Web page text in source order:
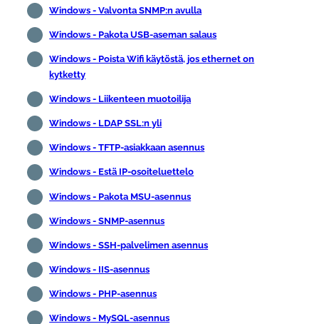
Windows - Valvonta SNMP:n avulla
Windows - Pakota USB-aseman salaus
Windows - Poista Wifi käytöstä, jos ethernet on
kytketty
Windows - Liikenteen muotoilija
Windows - LDAP SSL:n yli
Windows - TFTP-asiakkaan asennus
Windows - Estä IP-osoiteluettelo
Windows - Pakota MSU-asennus
Windows - SNMP-asennus
Windows - SSH-palvelimen asennus
Windows - IIS-asennus
Windows - PHP-asennus
Windows - MySQL-asennus